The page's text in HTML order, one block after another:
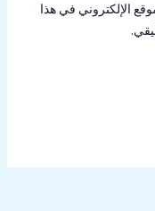
الإلكتروني في هذا